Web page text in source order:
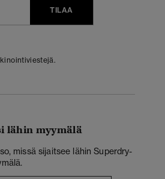
TILAA
lähin myymälä
missä sijaitsee lähin Superdry-